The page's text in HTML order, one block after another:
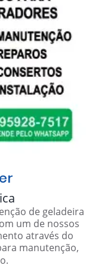
de geladeira
um de nossos
através do
manutenção,